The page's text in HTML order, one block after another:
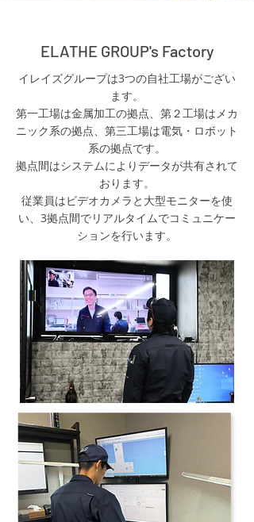
​ELATHE GROUP's Factory
イレイズグループは3つの自社工場がござい
ます。
第一工場は金属加工の拠点、第２工場はメカ
ニック系の拠点、第三工場は電気・ロボット
系の拠点です。
​拠点間はシステムによりデータが共有されて
おります。
従業員はビデオカメラと大型モニターを使
い、3拠点間でリアルタイムでコミュニケー
ションを行います。